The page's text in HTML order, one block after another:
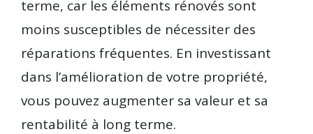
terme, car les éléments rénovés sont
moins susceptibles de nécessiter des
réparations fréquentes. En investissant
dans l’amélioration de votre propriété,
vous pouvez augmenter sa valeur et sa
rentabilité à long terme.